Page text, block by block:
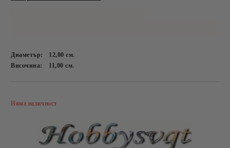
Диаметър: 12,00см.
Височина:
11,00см.
Няма наличност